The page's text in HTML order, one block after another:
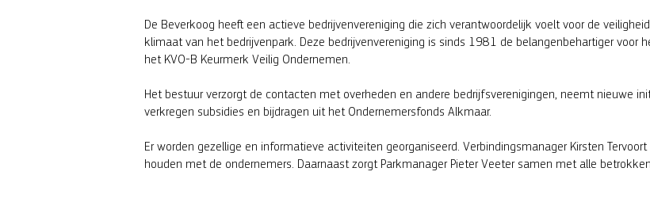
De Beverkoog heeft een actieve bedrijvenvereniging die zich verantwoordelijk voelt voor de
klimaat van het bedrijvenpark. Deze bedrijvenvereniging is sinds 1981 de belangenbehartiger voor
het KVO-B Keurmerk Veilig Ondernemen.
Het bestuur verzorgt de contacten met overheden en andere bedrijfsverenigingen, neemt nieuwe
verkregen subsidies en bijdragen uit het Ondernemersfonds Alkmaar.
Er worden gezellige en informatieve activiteiten georganiseerd. Verbindingsmanager Kirsten
houden met de ondernemers. Daarnaast zorgt Parkmanager Pieter Veeter samen met alle